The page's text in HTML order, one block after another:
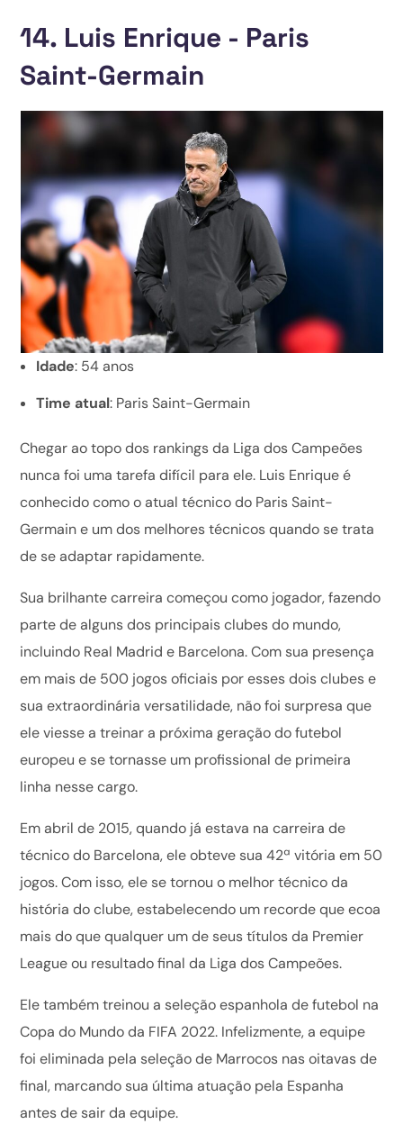
14. Luis Enrique - Paris
Saint-Germain
Idade: 54 anos
Time atual: Paris Saint-Germain
Chegar ao topo dos rankings da Liga dos Campeões
nunca foi uma tarefa difícil para ele. Luis Enrique é
conhecido como o atual técnico do Paris Saint-
Germain e um dos melhores técnicos quando se trata
de se adaptar rapidamente.
Sua brilhante carreira começou como jogador, fazendo
parte de alguns dos principais clubes do mundo,
incluindo Real Madrid e Barcelona. Com sua presença
em mais de 500 jogos oficiais por esses dois clubes e
sua extraordinária versatilidade, não foi surpresa que
ele viesse a treinar a próxima geração do futebol
europeu e se tornasse um profissional de primeira
linha nesse cargo.
Em abril de 2015, quando já estava na carreira de
técnico do Barcelona, ele obteve sua 42ª vitória em 50
jogos. Com isso, ele se tornou o melhor técnico da
história do clube, estabelecendo um recorde que ecoa
mais do que qualquer um de seus títulos da Premier
League ou resultado final da Liga dos Campeões.
Ele também treinou a seleção espanhola de futebol na
Copa do Mundo da FIFA 2022. Infelizmente, a equipe
foi eliminada pela seleção de Marrocos nas oitavas de
final, marcando sua última atuação pela Espanha
antes de sair da equipe.